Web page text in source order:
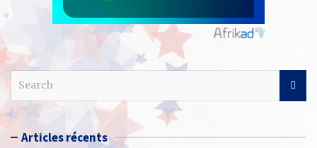
a
r
c Articles récents